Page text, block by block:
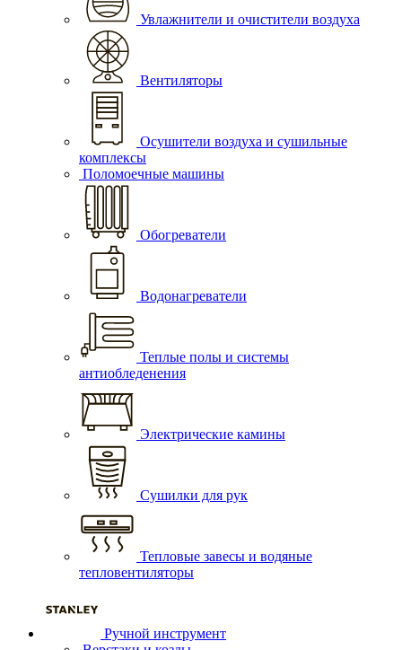
Увлажнители и очистители воздуха
Вентиляторы
Осушители воздуха и сушильные
комплексы
Поломоечные машины
Обогреватели
Водонагреватели
Теплые полы и системы
антиобледенения
Электрические камины
Сушилки для рук
Тепловые завесы и водяные
тепловентиляторы
Ручной инструмент